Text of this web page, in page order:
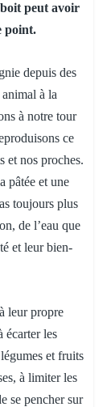
boit peut avoir
point.
depuis des
à la
à notre tour
ce
et nos proches.
pâtée et une
toujours plus
de l’eau que
et leur bien-
leur propre
écarter les
et fruits
à limiter les
se pencher sur